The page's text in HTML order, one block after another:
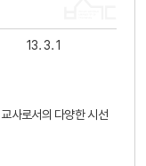
13. 3. 1
사로서의 다양한 시선